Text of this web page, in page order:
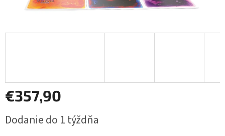
€357,90
cena:
Dodanie do 1 týždňa